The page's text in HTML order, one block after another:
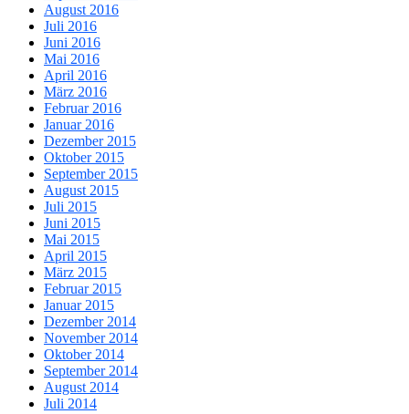
August 2016
Juli 2016
Juni 2016
Mai 2016
April 2016
März 2016
Februar 2016
Januar 2016
Dezember 2015
Oktober 2015
September 2015
August 2015
Juli 2015
Juni 2015
Mai 2015
April 2015
März 2015
Februar 2015
Januar 2015
Dezember 2014
November 2014
Oktober 2014
September 2014
August 2014
Juli 2014